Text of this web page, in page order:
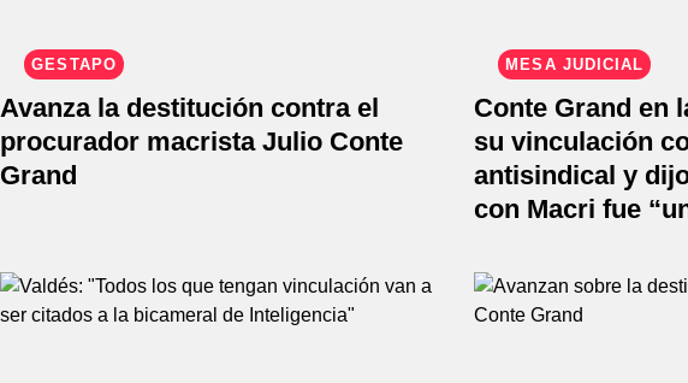
GESTAPO
Avanza la destitución contra el
procurador macrista Julio Conte
Grand
MESA JUDICIAL
Conte Grand en
su vinculación
antisindical y
con Macri fue